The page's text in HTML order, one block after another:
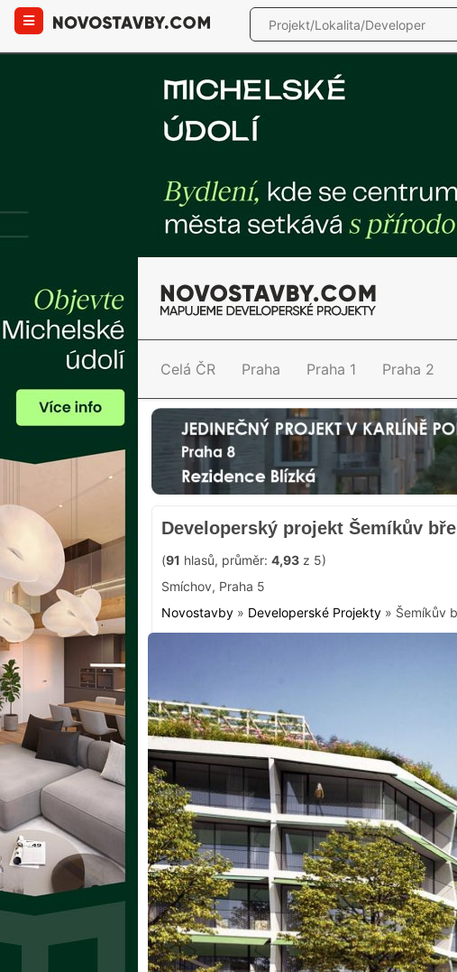
Celá ČR Praha Praha 1 Praha 2
Developerský projekt Šemíkův
(91 hlasů, průměr: 4,93 z 5)
Smíchov, Praha 5
Novostavby » Developerské Projekty » Šemíkův